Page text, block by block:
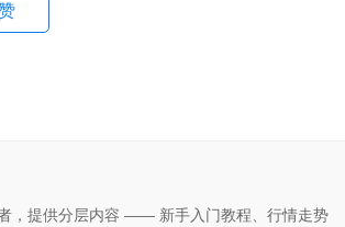
，提供分层内容 —— 新手入门教程、行情走势